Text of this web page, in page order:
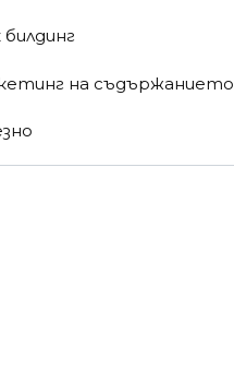
на съдържанието